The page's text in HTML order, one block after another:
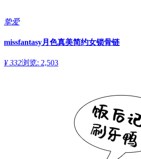
挚爱
missfantasy月色真美简约女锁骨链
¥ 332浏览: 2,503